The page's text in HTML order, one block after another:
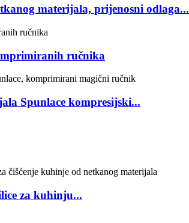
materijala, prijenosni odlaga...
ručnika
Spunlace kompresijski...
za kuhinju...